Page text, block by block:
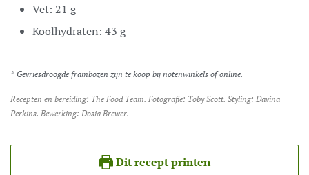
Vet: 21 g
Koolhydraten: 43 g
* Gevriesdroogde frambozen zijn te koop bij notenwinkels of online.
Recepten en bereiding: The Food Team. Fotografie: Toby Scott. Styling: Davina
Perkins. Bewerking: Dosia Brewer.
Dit recept printen